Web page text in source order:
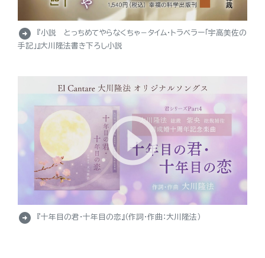
arrow_circle_right
『小説 とっちめてやらなくちゃ－タイム・トラベラー「宇高美佐の
手記」』大川隆法書き下ろし小説
arrow_circle_right 『十年目の君・十年目の恋』（作詞・作曲：大川隆法）